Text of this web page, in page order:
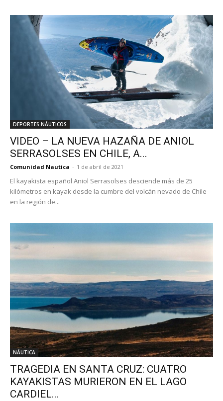
DEPORTES NÁUTICOS
VIDEO – LA NUEVA HAZAÑA DE ANIOL
SERRASOLSES EN CHILE, A...
Comunidad Nautica - 1 de abril de 2021
El kayakista español Aniol Serrasolses desciende más de 25
kilómetros en kayak desde la cumbre del volcán nevado de Chile
en la región de...
NÁUTICA
TRAGEDIA EN SANTA CRUZ: CUATRO
KAYAKISTAS MURIERON EN EL LAGO
CARDIEL...